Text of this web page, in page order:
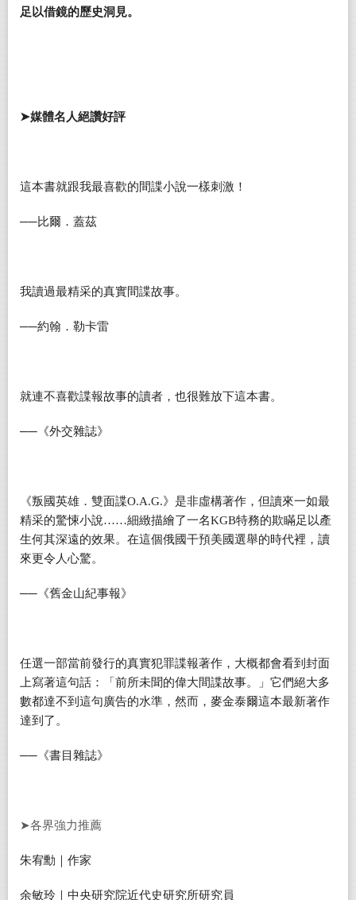
足以借鏡的歷史洞見。
➤媒體名人絕讚好評
這本書就跟我最喜歡的間諜小說一樣刺激！
──比爾．蓋茲
我讀過最精采的真實間諜故事。
──約翰．勒卡雷
就連不喜歡諜報故事的讀者，也很難放下這本書。
──《外交雜誌》
《叛國英雄．雙面諜O.A.G.》是非虛構著作，但讀來一如最
精采的驚悚小說……細緻描繪了一名KGB特務的欺瞞足以產
生何其深遠的效果。在這個俄國干預美國選舉的時代裡，讀
來更令人心驚。
──《舊金山紀事報》
任選一部當前發行的真實犯罪諜報著作，大概都會看到封面
上寫著這句話：「前所未聞的偉大間諜故事。」它們絕大多
數都達不到這句廣告的水準，然而，麥金泰爾這本最新著作
達到了。
──《書目雜誌》
➤各界強力推薦
朱宥勳｜作家
余敏玲｜中央研究院近代史研究所研究員